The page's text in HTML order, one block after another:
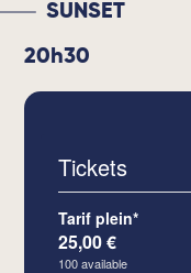
SUNSET
20h30
Tickets
Tarif plein*
25,00€
100available